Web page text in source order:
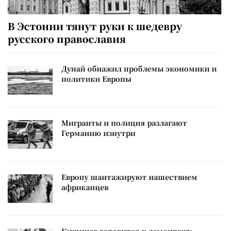
В Эстонии тянут руки к шедевру
русского православия
Дунай обнажил проблемы экономики и
политики Европы
Мигранты и полиция разлагают
Германию изнутри
Европу шантажируют нашествием
африканцев